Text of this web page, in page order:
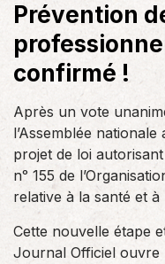
Prévention
confirmé !
Après un vote
l’Assemblée
projet de loi
nᵒ 155 de
relative à la santé et
Cette nouvelle étape
Journal Officiel ouvre